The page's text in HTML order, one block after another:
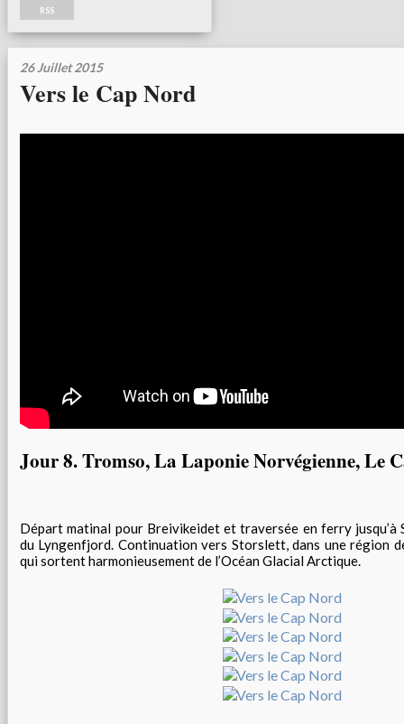
RSS
26 Juillet 2015
Vers le Cap Nord
Jour 8. Tromso, La Laponie Norvégienne, Le
Départ matinal pour Breivikeidet et traversée en ferry jusqu’à
du Lyngenfjord. Continuation vers Storslett, dans une région
qui sortent harmonieusement de l’Océan Glacial Arctique.